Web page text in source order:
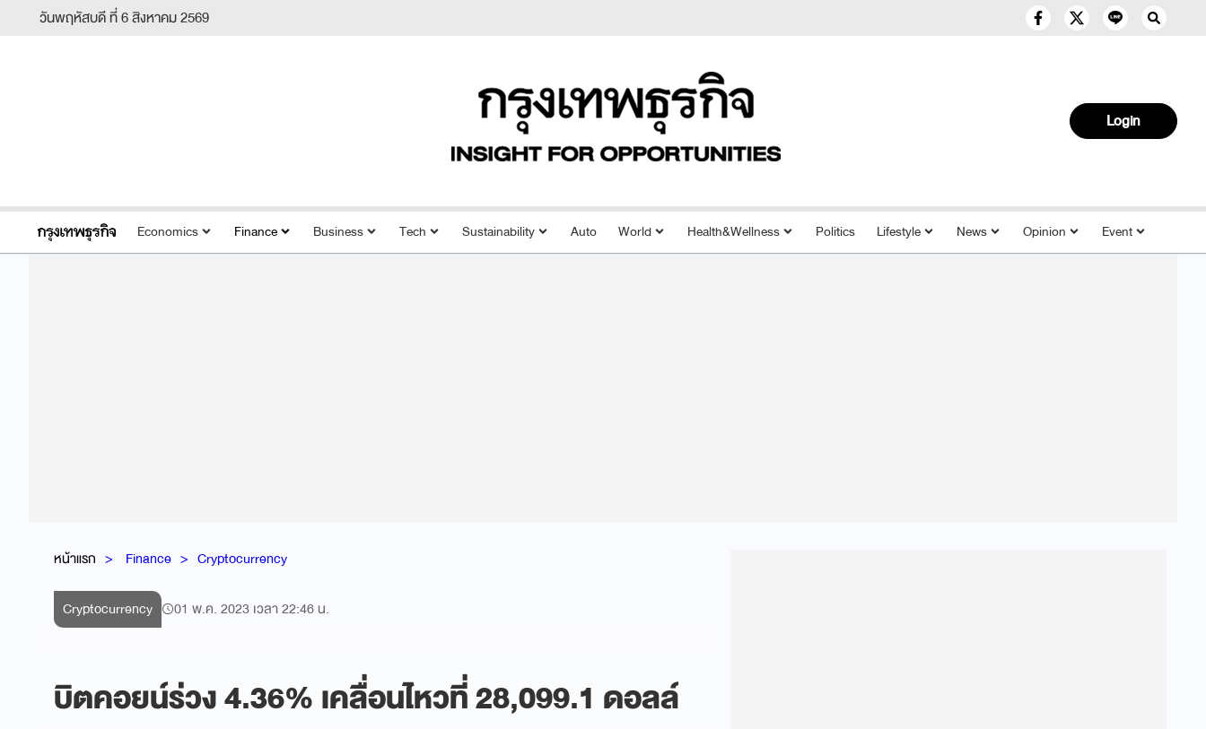
วันพฤหัสบดี ที่ 6 สิงหาคม 2569
Login
Economics Finance Business Tech Sustainability Auto World Health&Wellness Politics Lifestyle News Opinion Event
หน้าแรก Finance Cryptocurrency
Cryptocurrency 01 พ.ค. 2023 เวลา 22:46 น.
บิตคอยน์ร่วง 4.36% เคลื่อนไหวที่ 28,099.1 ดอลล์